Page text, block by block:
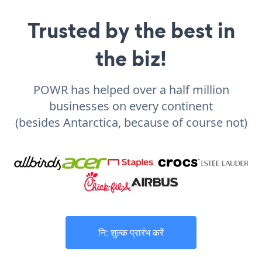
Trusted by the best in
the biz!
POWR has helped over a half million
businesses on every continent
(besides Antarctica, because of course not)
नि: शुल्क प्रारंभ करें